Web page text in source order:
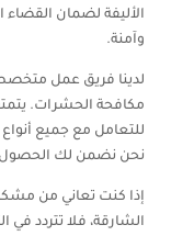
الأليفة لضمان
وآمنة.
لدينا فريق عمل
مكافحة الحشرات. يتمتع
للتعامل مع جميع
نحن نضمن لك الحصول
إذا كنت تعاني من
الشارقة، فلا تتردد